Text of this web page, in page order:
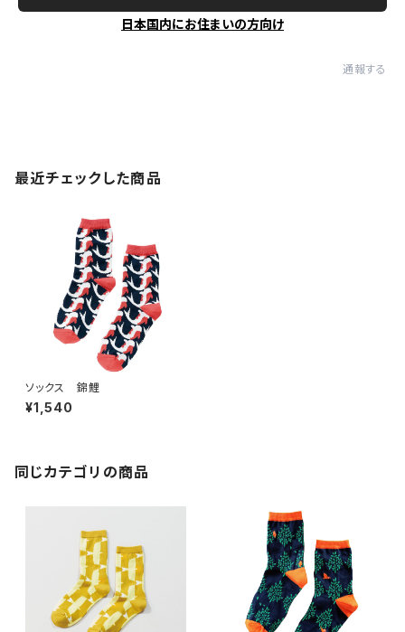
日本国内にお住まいの方向け
通報する
最近チェックした商品
ソックス 錦鯉
¥1,540
同じカテゴリの商品